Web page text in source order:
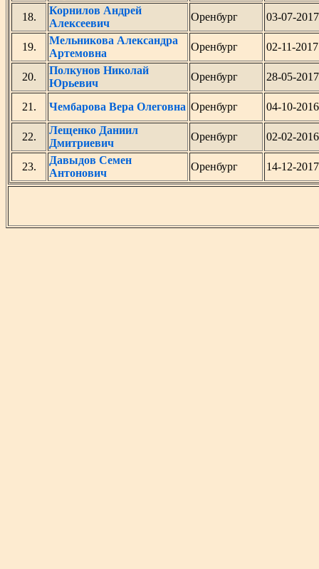
18.
Корнилов Андрей
Алексеевич
Оренбург 03-07-2017
19.
Мельникова Александра
Артемовна
Оренбург 02-11-2017
20.
Полкунов Николай
Юрьевич
Оренбург 28-05-2017
21. Чембарова Вера Олеговна Оренбург 04-10-2016
22.
Лещенко Даниил
Дмитриевич
Оренбург 02-02-2016
23.
Давыдов Семен
Антонович
Оренбург 14-12-2017